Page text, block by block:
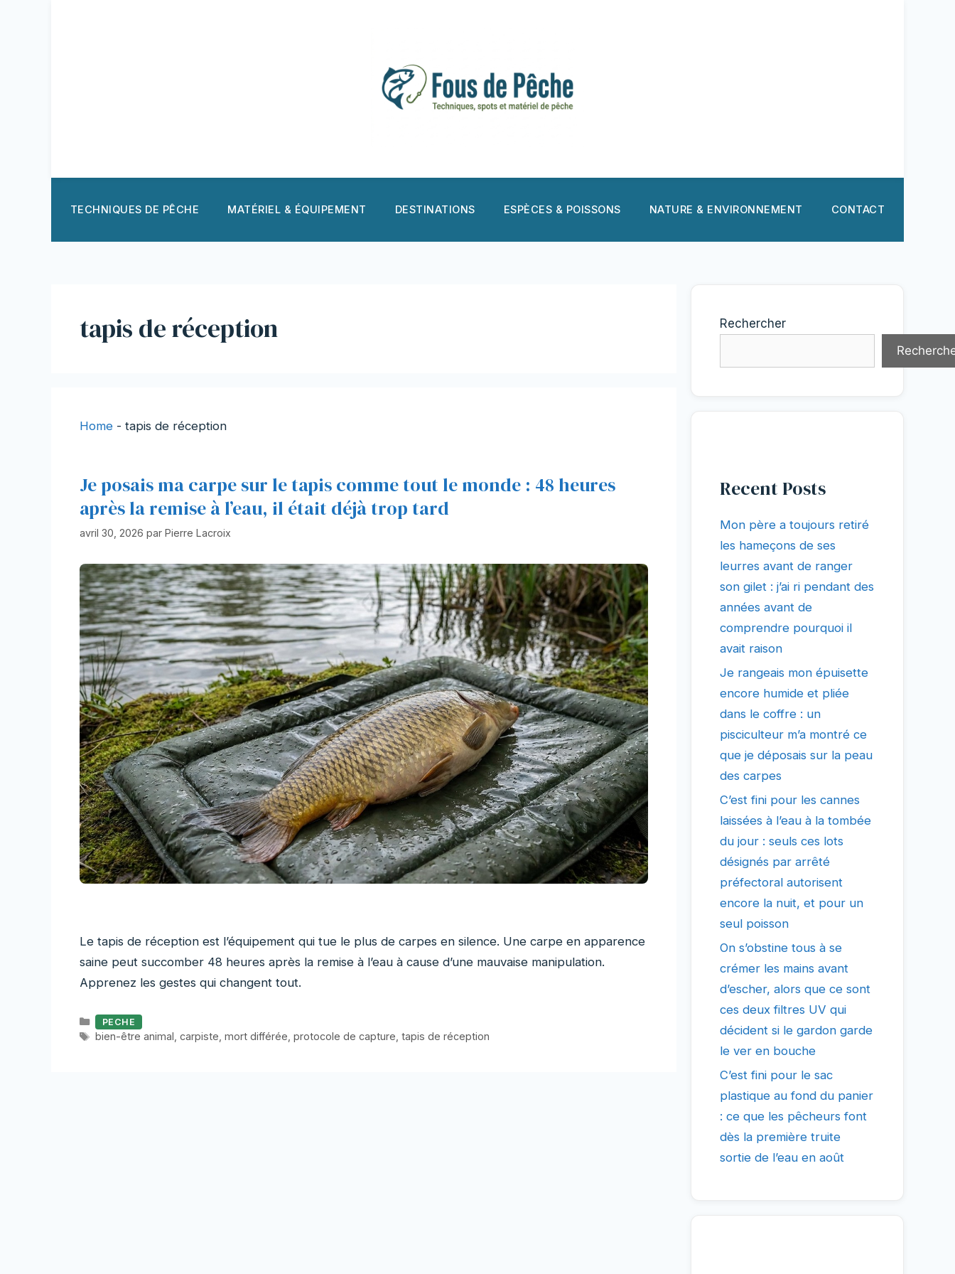
TECHNIQUES DE PÊCHE MATÉRIEL & ÉQUIPEMENT DESTINATIONS ESPÈCES & POISSONS NATURE & ENVIRONNEMENT CONTACT
tapis de réception
Home - tapis de réception
Je posais ma carpe sur le tapis comme tout le monde : 48 heures
après la remise à l’eau, il était déjà trop tard
avril 30, 2026 par Pierre Lacroix
Le tapis de réception est l’équipement qui tue le plus de carpes en silence. Une carpe en apparence
saine peut succomber 48 heures après la remise à l’eau à cause d’une mauvaise manipulation.
Apprenez les gestes qui changent tout.
Catégories
PECHE
Étiquettes
bien-être animal carpiste mort différée protocole de capture tapis de réception
Rechercher
Recent Posts
Mon père a toujours retiré
les hameçons de ses
leurres avant de ranger
son gilet : j’ai ri pendant des
années avant de
comprendre pourquoi il
avait raison
Je rangeais mon épuisette
encore humide et pliée
dans le coffre : un
pisciculteur m’a montré ce
que je déposais sur la peau
des carpes
C’est fini pour les cannes
laissées à l’eau à la tombée
du jour : seuls ces lots
désignés par arrêté
préfectoral autorisent
encore la nuit, et pour un
seul poisson
On s’obstine tous à se
crémer les mains avant
d’escher, alors que ce sont
ces deux filtres UV qui
décident si le gardon garde
le ver en bouche
C’est fini pour le sac
plastique au fond du panier
: ce que les pêcheurs font
dès la première truite
sortie de l’eau en août